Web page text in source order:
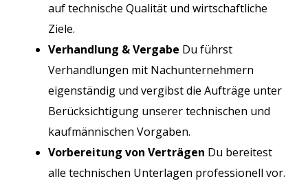
auf technische Qualität und wirtschaftliche
Ziele.
Verhandlung & Vergabe Du führst
Verhandlungen mit Nachunternehmern
eigenständig und vergibst die Aufträge unter
Berücksichtigung unserer technischen und
kaufmännischen Vorgaben.
Vorbereitung von Verträgen Du bereitest
alle technischen Unterlagen professionell vor.